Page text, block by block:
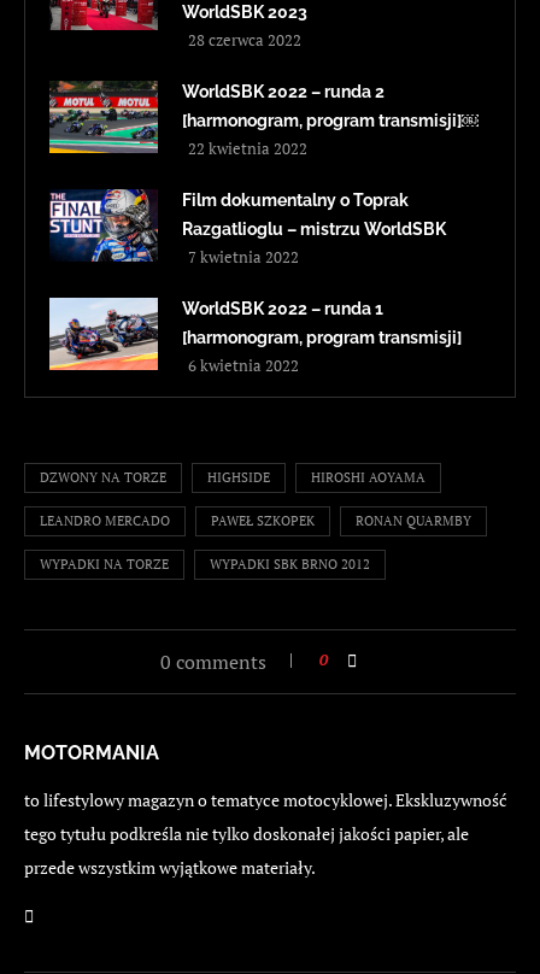
WorldSBK 2023
28 czerwca 2022
WorldSBK 2022 – runda 2
[harmonogram, program transmisji]￼
22 kwietnia 2022
Film dokumentalny o Toprak
Razgatlioglu – mistrzu WorldSBK
7 kwietnia 2022
WorldSBK 2022 – runda 1
[harmonogram, program transmisji]
6 kwietnia 2022
DZWONY NA TORZE HIGHSIDE HIROSHI AOYAMA
LEANDRO MERCADO PAWEŁ SZKOPEK RONAN QUARMBY
WYPADKI NA TORZE WYPADKI SBK BRNO 2012
0 comments 0
MOTORMANIA
to lifestylowy magazyn o tematyce motocyklowej. Ekskluzywność
tego tytułu podkreśla nie tylko doskonałej jakości papier, ale
przede wszystkim wyjątkowe materiały.